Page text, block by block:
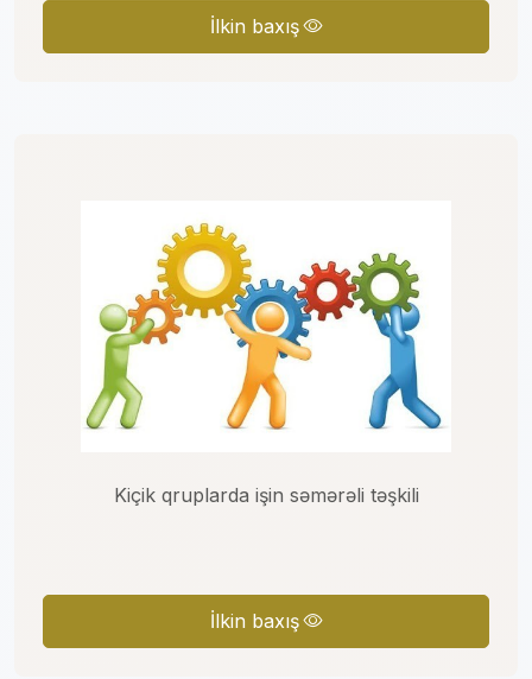
İlkin baxış
Kiçik qruplarda işin səmərəli təşkili
İlkin baxış